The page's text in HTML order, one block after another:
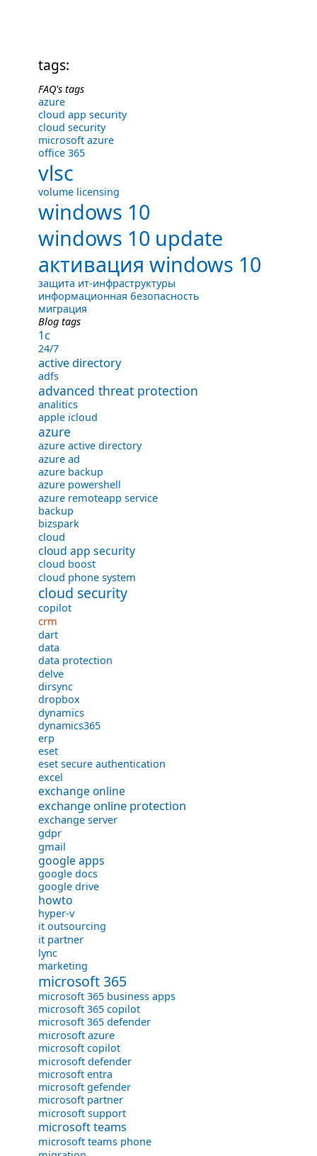
tags:
FAQ's tags
azure
cloud app security
cloud security
microsoft azure
office 365
vlsc
volume licensing
windows 10
windows 10 update
активация windows 10
защита ит-инфраструктуры
информационная безопасность
миграция
Blog tags
1с
24/7
active directory
adfs
advanced threat protection
analitics
apple icloud
azure
azure active directory
azure ad
azure backup
azure powershell
azure remoteapp service
backup
bizspark
cloud
cloud app security
cloud boost
cloud phone system
cloud security
copilot
crm
dart
data
data protection
delve
dirsync
dropbox
dynamics
dynamics365
erp
eset
eset secure authentication
excel
exchange online
exchange online protection
exchange server
gdpr
gmail
google apps
google docs
google drive
howto
hyper-v
it outsourcing
it partner
lync
marketing
microsoft 365
microsoft 365 business apps
microsoft 365 copilot
microsoft 365 defender
microsoft azure
microsoft copilot
microsoft defender
microsoft entra
microsoft gefender
microsoft partner
microsoft support
microsoft teams
microsoft teams phone